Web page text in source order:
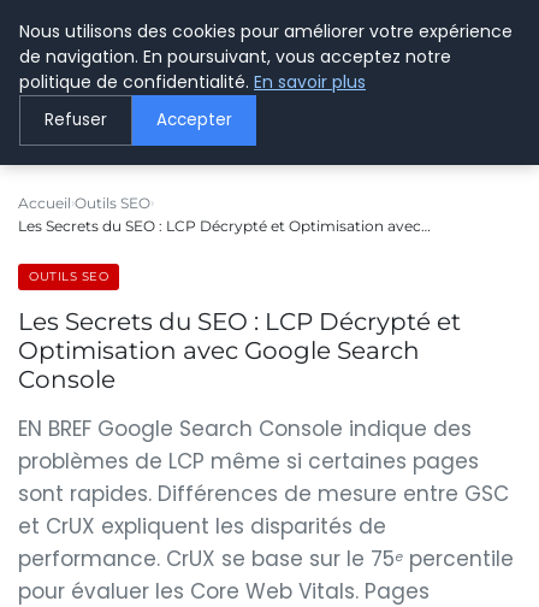
LE WEBMARKETING
Accueil Outils SEO
Les Secrets du SEO : LCP Décrypté et Optimisation avec…
OUTILS SEO
Les Secrets du SEO : LCP Décrypté et
Optimisation avec Google Search
Console
EN BREF Google Search Console indique des
problèmes de LCP même si certaines pages
sont rapides. Différences de mesure entre GSC
et CrUX expliquent les disparités de
performance. CrUX se base sur le 75ᵉ percentile
pour évaluer les Core Web Vitals. Pages
Nous utilisons des cookies pour améliorer votre expérience
de navigation. En poursuivant, vous acceptez notre
politique de confidentialité. En savoir plus
Refuser Accepter